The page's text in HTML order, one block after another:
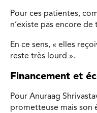
Pour ces patientes,
n’existe pas encore
En ce sens, « elles
reste très lourd ».
Financement et
Pour Anuraag
prometteuse mais son